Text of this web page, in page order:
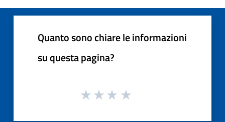
Quanto sono chiare le informazioni
su questa pagina?